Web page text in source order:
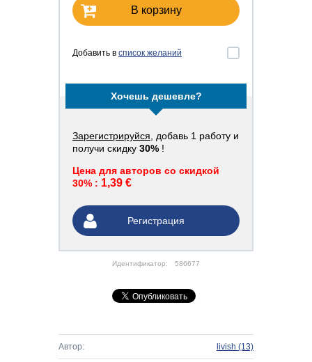
В корзину
Добавить в список желаний
Хочешь дешевле?
Зарегистрируйся , добавь 1 работу и
получи скидку 30% !
Цена для авторов со скидкой
30% : 1,39 €
Регистрация
Идентификатор: 586677
Автор: livish (13)